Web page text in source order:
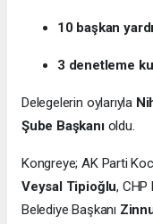
10 başkan
3 denetleme
Delegelerin oylarıyla
Şube Başkanıoldu.
Kongreye; AK Parti
Veysal Tipioğlu, CHP
Belediye Başkanı